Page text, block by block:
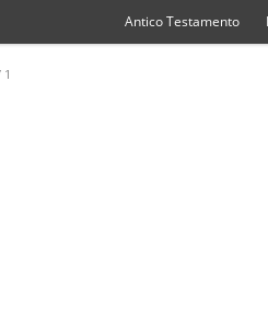
Antico Testamento